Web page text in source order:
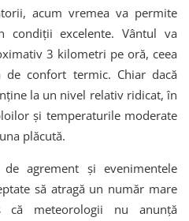
acum vremea va permite
condiții excelente. Vântul va
3 kilometri pe oră, ceea
confort termic. Chiar dacă
la un nivel relativ ridicat, în
și temperaturile moderate
plăcută.
de agrement și evenimentele
să atragă un număr mare
că meteorologii nu anunță